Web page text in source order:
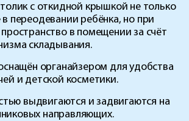
с откидной крышкой не только
переодевании ребёнка, но при
в помещении за счёт
складывания.
органайзером для удобства
и детской косметики.
выдвигаются и задвигаются на
направляющих.